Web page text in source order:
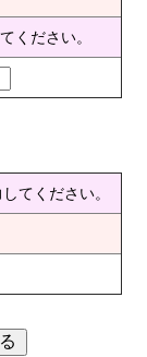
ください。
てください。